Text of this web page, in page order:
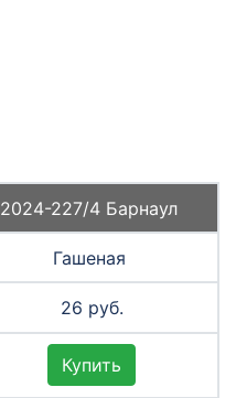
2024-227/4 Барнаул
Гашеная
26 руб.
Купить